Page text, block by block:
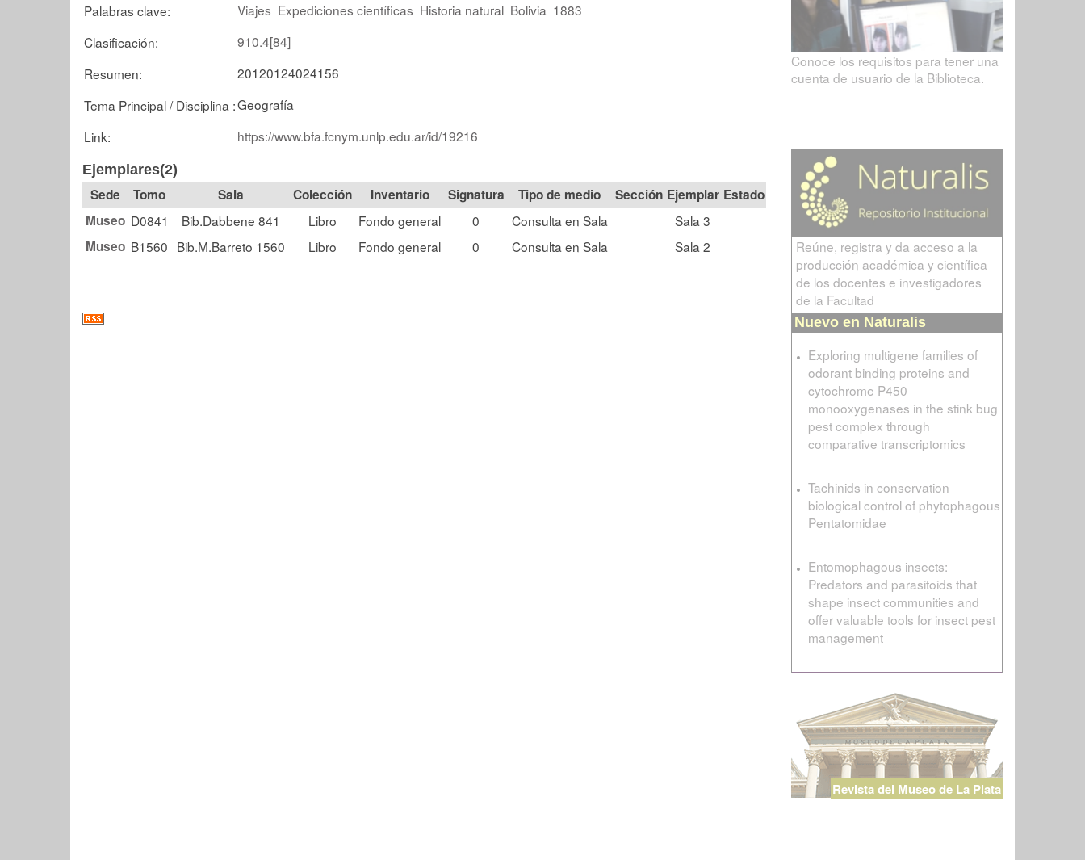
Palabras clave:
Viajes Expediciones científicas Historia natural Bolivia 1883
Clasificación:
910.4[84]
Resumen:
20120124024156
Tema Principal / Disciplina :Geografía
Link:
https://www.bfa.fcnym.unlp.edu.ar/id/19216
Ejemplares(2)
Tomo Sala Colección Signatura Tipo de medio Sección
Estado
Museo D0841 Bib.Dabbene 841 Libro Fondo general 0 Consulta en Sala
Sala 3
Museo B1560 Bib.M.Barreto 1560 Libro Fondo general 0 Consulta en Sala Sala 2
Conoce los requisitos para tener una
cuenta de usuario de la Biblioteca.
Reúne, registra y da acceso a la
producción académica y científica
de los docentes e investigadores
de la Facultad
Nuevo en Naturalis
Exploring multigene families of
odorant binding proteins and
cytochrome P450
monooxygenases in the stink bug
pest complex through
comparative transcriptomics
Tachinids in conservation
biological control of phytophagous
Pentatomidae
Entomophagous insects:
Predators and parasitoids that
shape insect communities and
offer valuable tools for insect pest
management
Revista del Museo de La Plata